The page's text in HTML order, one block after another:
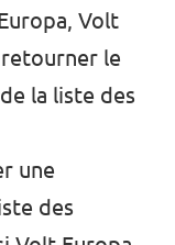
Volt
le
la liste des
une
des